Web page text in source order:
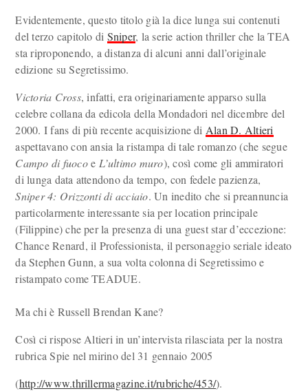
Evidentemente, questo titolo già la dice lunga sui contenuti
del terzo capitolo di Sniper, la serie action thriller che la TEA
sta riproponendo, a distanza di alcuni anni dall’originale
edizione su Segretissimo.
Victoria Cross, infatti, era originariamente apparso sulla
celebre collana da edicola della Mondadori nel dicembre del
2000. I fans di più recente acquisizione di Alan D. Altieri
aspettavano con ansia la ristampa di tale romanzo (che segue
Campo di fuocoe L’ultimo muro), così come gli ammiratori
di lunga data attendono da tempo, con fedele pazienza,
Sniper 4: Orizzonti di acciaio. Un inedito che si preannuncia
particolarmente interessante sia per location principale
(Filippine) che per la presenza di una guest star d’eccezione:
Chance Renard, il Professionista, il personaggio seriale ideato
da Stephen Gunn, a sua volta colonna di Segretissimo e
ristampato come TEADUE.
Ma chi è Russell Brendan Kane?
Così ci rispose Altieri in un’intervista rilasciata per la nostra
rubrica Spie nel mirino del 31 gennaio 2005
(http://www.thrillermagazine.it/rubriche/453/).